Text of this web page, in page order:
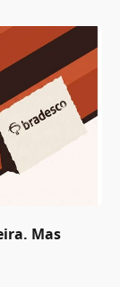
Mas